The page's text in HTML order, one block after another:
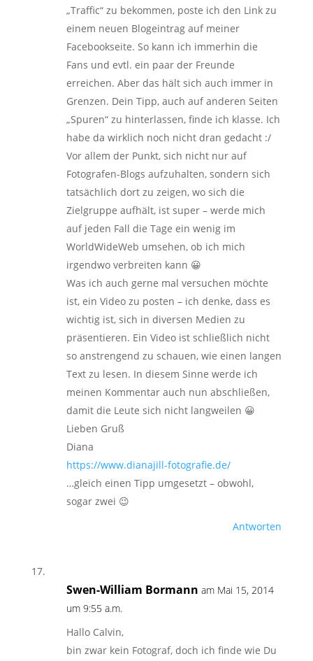
„Traffic“ zu bekommen, poste ich den Link zu
einem neuen Blogeintrag auf meiner
Facebookseite. So kann ich immerhin die
Fans und evtl. ein paar der Freunde
erreichen. Aber das hält sich auch immer in
Grenzen. Dein Tipp, auch auf anderen Seiten
„Spuren“ zu hinterlassen, finde ich klasse. Ich
habe da wirklich noch nicht dran gedacht :/
Vor allem der Punkt, sich nicht nur auf
Fotografen-Blogs aufzuhalten, sondern sich
tatsächlich dort zu zeigen, wo sich die
Zielgruppe aufhält, ist super – werde mich
auf jeden Fall die Tage ein wenig im
WorldWideWeb umsehen, ob ich mich
irgendwo verbreiten kann 😀
Was ich auch gerne mal versuchen möchte
ist, ein Video zu posten – ich denke, dass es
wichtig ist, sich in diversen Medien zu
präsentieren. Ein Video ist schließlich nicht
so anstrengend zu schauen, wie einen langen
Text zu lesen. In diesem Sinne werde ich
meinen Kommentar auch nun abschließen,
damit die Leute sich nicht langweilen 😀
Lieben Gruß
Diana
https://www.dianajill-fotografie.de/
…gleich einen Tipp umgesetzt – obwohl,
sogar zwei 😉
Antworten
Swen-William Bormann am Mai 15, 2014
um 9:55 a.m.
Hallo Calvin,
bin zwar kein Fotograf, doch ich finde wie Du